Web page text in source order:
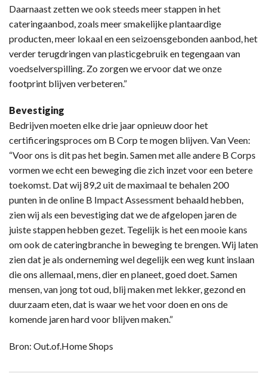
Daarnaast zetten we ook steeds meer stappen in het
cateringaanbod, zoals meer smakelijke plantaardige
producten, meer lokaal en een seizoensgebonden aanbod, het
verder terugdringen van plasticgebruik en tegengaan van
voedselverspilling. Zo zorgen we ervoor dat we onze
footprint blijven verbeteren.”
Bevestiging
Bedrijven moeten elke drie jaar opnieuw door het
certificeringsproces om B Corp te mogen blijven. Van Veen:
“Voor ons is dit pas het begin. Samen met alle andere B Corps
vormen we echt een beweging die zich inzet voor een betere
toekomst. Dat wij 89,2 uit de maximaal te behalen 200
punten in de online B Impact Assessment behaald hebben,
zien wij als een bevestiging dat we de afgelopen jaren de
juiste stappen hebben gezet. Tegelijk is het een mooie kans
om ook de cateringbranche in beweging te brengen. Wij laten
zien dat je als onderneming wel degelijk een weg kunt inslaan
die ons allemaal, mens, dier en planeet, goed doet. Samen
mensen, van jong tot oud, blij maken met lekker, gezond en
duurzaam eten, dat is waar we het voor doen en ons de
komende jaren hard voor blijven maken.”
Bron: Out.of.Home Shops